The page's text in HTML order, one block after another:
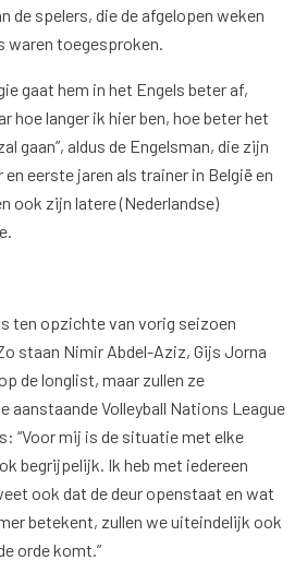
de spelers, die de afgelopen weken
waren toegesproken.
gaat hem in het Engels beter af,
hoe langer ik hier ben, hoe beter het
gaan”, aldus de Engelsman, die zijn
eerste jaren als trainer in België en
ook zijn latere (Nederlandse)
ten opzichte van vorig seizoen
staan Nimir Abdel-Aziz, Gijs Jorna
de longlist, maar zullen ze
aanstaande Volleyball Nations League
“Voor mij is de situatie met elke
begrijpelijk. Ik heb met iedereen
ook dat de deur openstaat en wat
betekent, zullen we uiteindelijk ook
orde komt.”